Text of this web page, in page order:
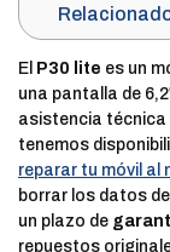
El P30 lite es un
una pantalla de
asistencia técnica
tenemos
reparar tu móvil al
borrar los datos
un plazo de
repuestos